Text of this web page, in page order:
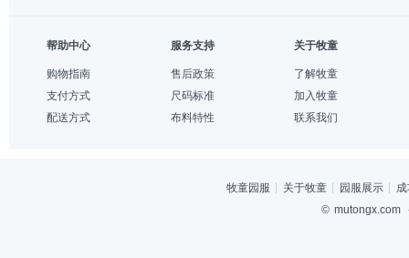
帮助中心
购物指南
支付方式
配送方式
服务支持
售后政策
尺码标准
布料特性
关于牧童
了解牧童
加入牧童
联系我们
牧童园服 关于牧童 园服展示
© mutongx.com